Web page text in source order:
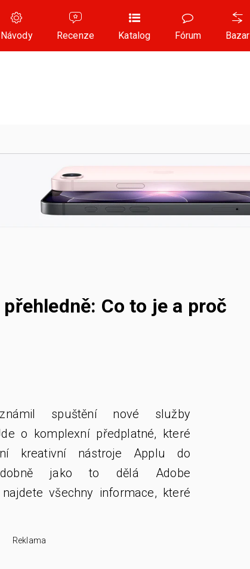
Návody Recenze Katalog Fórum Bazar
Co to je a proč
spuštění nové služby
o komplexní předplatné, které
kreativní nástroje Applu do
jako to dělá Adobe
všechny informace, které
Reklama